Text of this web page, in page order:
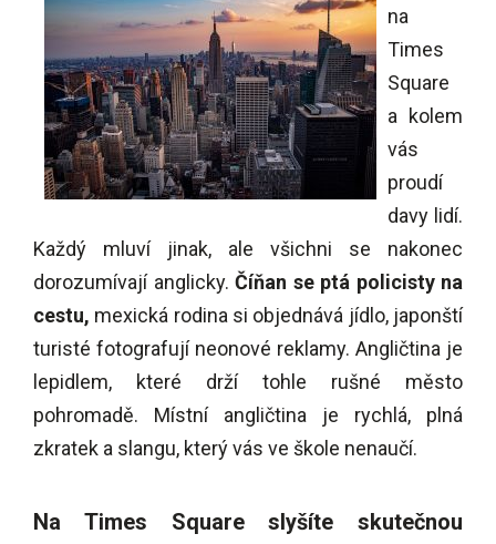
na
Times
Square
a kolem
vás
proudí
davy lidí.
Každý mluví jinak, ale všichni se nakonec
dorozumívají anglicky. Číňan se ptá policisty na
cestu, mexická rodina si objednává jídlo, japonští
turisté fotografují neonové reklamy. Angličtina je
lepidlem, které drží tohle rušné město
pohromadě. Místní angličtina je rychlá, plná
zkratek a slangu, který vás ve škole nenaučí.
Na Times Square slyšíte skutečnou